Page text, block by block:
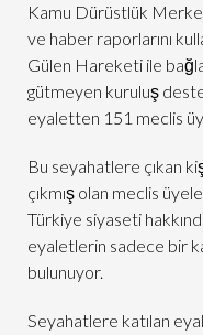
Kamu Dürüstlük
ve haber raporlarını
Gülen Hareketi ile
gütmeyen kuruluş
eyaletten 151 meclis
Bu seyahatlere çıkan
çıkmış olan meclis
Türkiye siyaseti
eyaletlerin sadece bir
bulunuyor.
Seyahatlere katılan